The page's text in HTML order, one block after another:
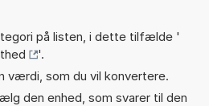
på listen, i dette tilfælde '
'.
værdi, som du vil konvertere.
den enhed, som svarer til den